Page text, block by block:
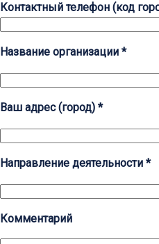
Контактный телефон (код
Название организации *
Ваш адрес (город) *
Направление деятельности *
Комментарий